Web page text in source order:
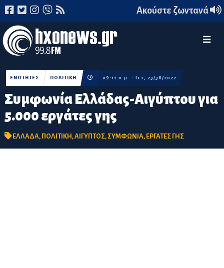
Ακούστε ζωντανά
Συμφωνία Ελλάδας-Αιγύπτου για
5.000 εργάτες γης
ΕΝΟΤΗΤΕΣ ΠΟΛΙΤΙΚΗ 09:11 π.μ. - Τετ, 23/38/2022
ΕΛΛΑΔΑ, ΠΟΛΙΤΙΚΗ,ΑΙΓΥΠΤΟΣ, ΣΥΜΦΩΝΙΑ, ΕΡΓΑΤΕΣ ΓΗΣ